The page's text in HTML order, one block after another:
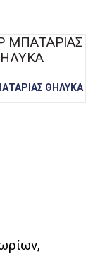
ΘΗΛΥΚΑ